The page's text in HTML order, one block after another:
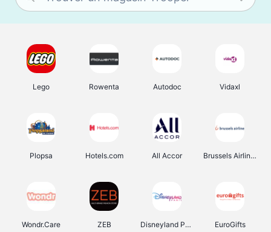
Lego Rowenta Autodoc Vidaxl
Plopsa Hotels.com All Accor Brussels Airlines
Wondr.Care ZEB Disneyland Paris EuroGifts